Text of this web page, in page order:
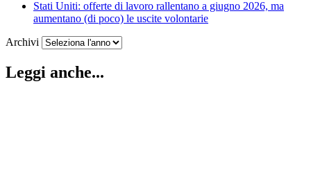
Stati Uniti: offerte di lavoro rallentano a giugno 2026, ma
aumentano (di poco) le uscite volontarie
Archivi
Leggi anche...